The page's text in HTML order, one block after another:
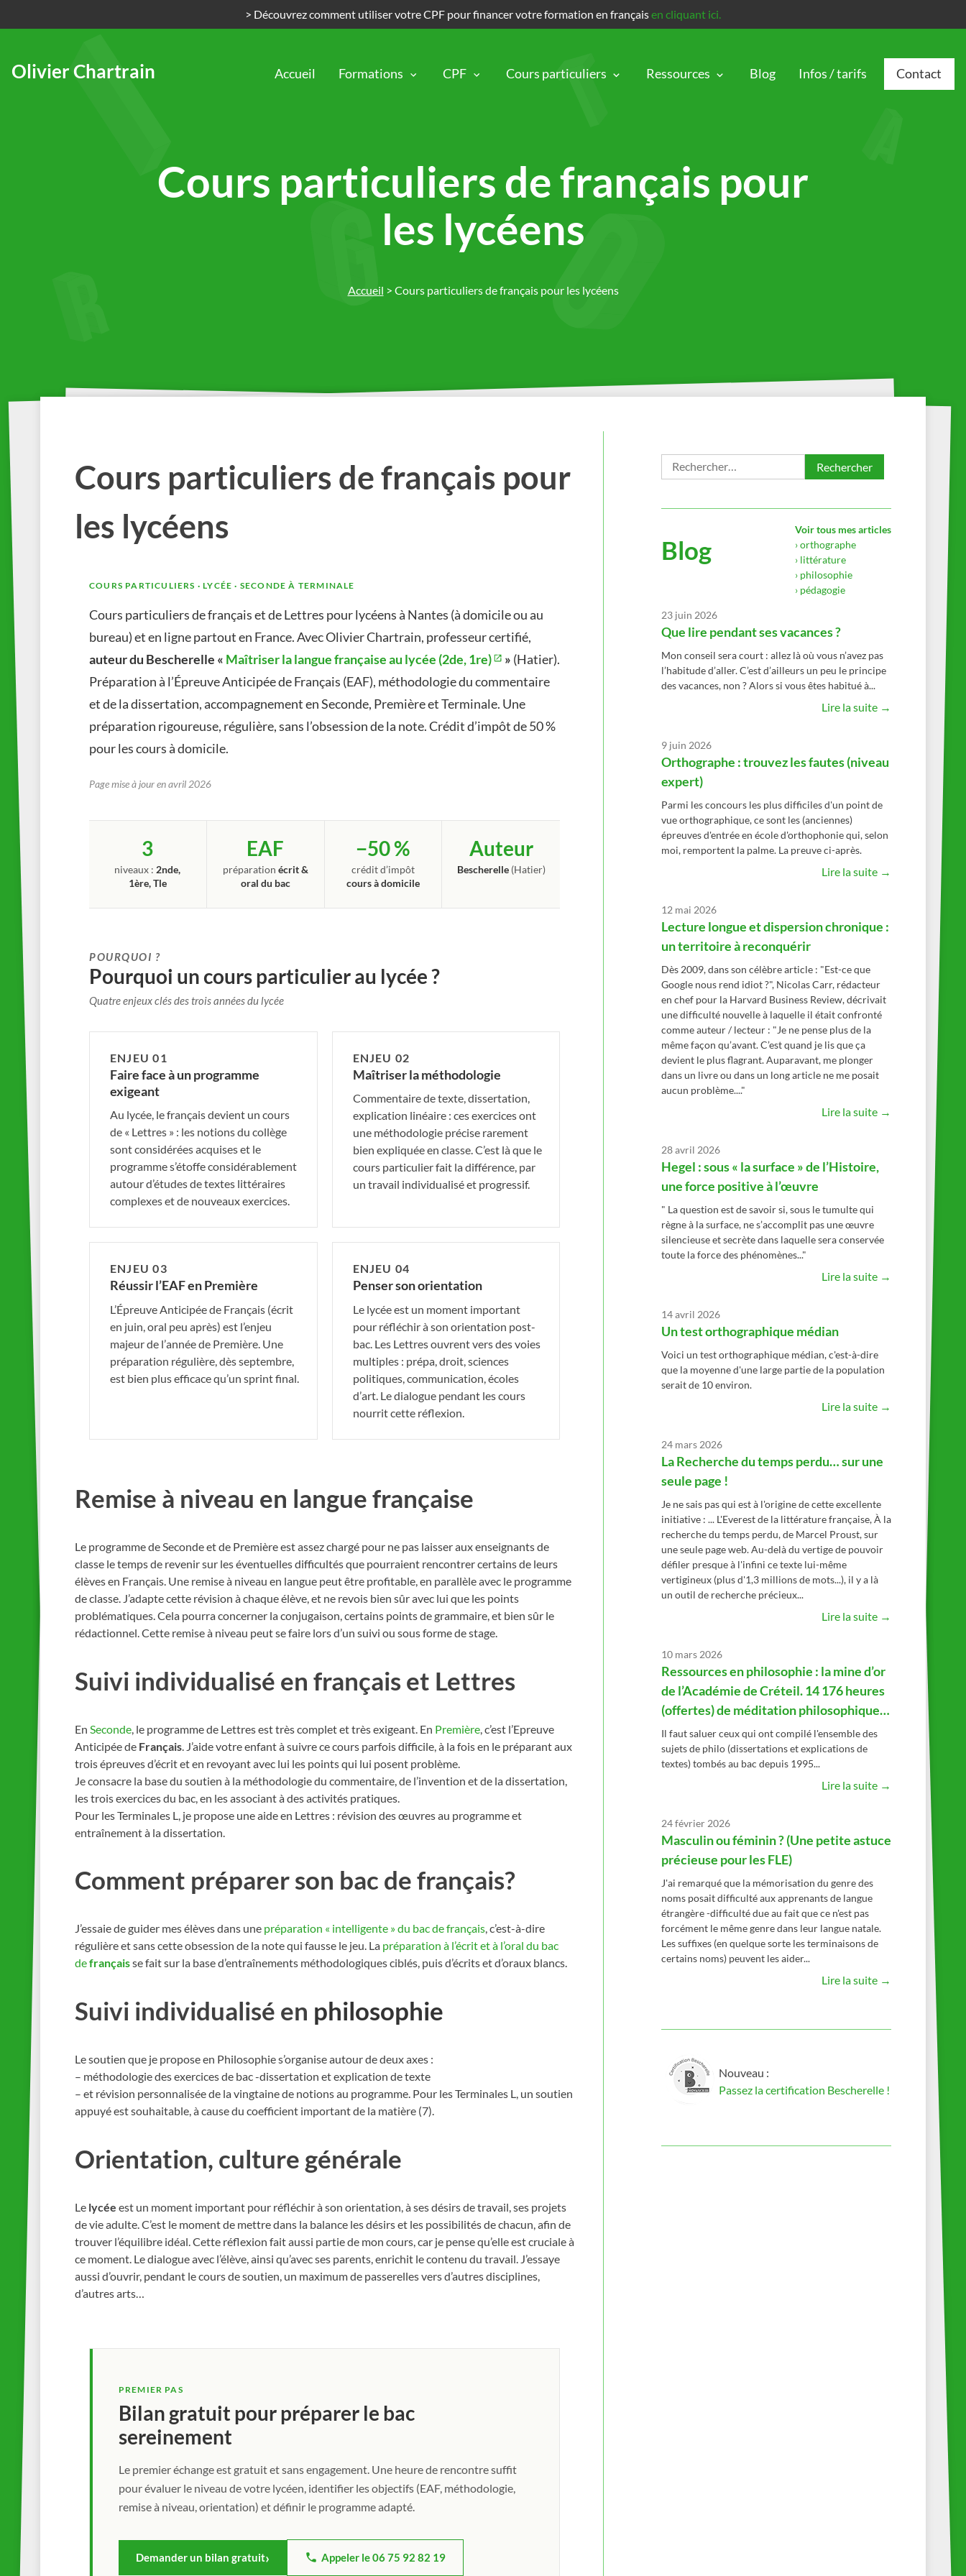
> Découvrez comment utiliser votre CPF pour financer votre formation en françaisen cliquant ici.
Olivier Chartrain Accueil Formations CPF Cours particuliers Ressources Blog Infos / tarifs Contact
Cours particuliers de français pour
les lycéens
Accueil > Cours particuliers de français pour les lycéens
Cours particuliers de français pour
les lycéens
COURS PARTICULIERS · LYCÉE · SECONDE À TERMINALE
Cours particuliers de français et de Lettres pour lycéens à Nantes (à domicile ou au
bureau) et en ligne partout en France. Avec Olivier Chartrain, professeur certifié,
auteur du Bescherelle « Maîtriser la langue française au lycée (2de, 1re) » (Hatier).
Préparation à l’Épreuve Anticipée de Français (EAF), méthodologie du commentaire
et de la dissertation, accompagnement en Seconde, Première et Terminale. Une
préparation rigoureuse, régulière, sans l’obsession de la note. Crédit d’impôt de 50 %
pour les cours à domicile.
Page mise à jour en avril 2026
3
niveaux : 2nde,
1ère, Tle
EAF
préparation écrit &
oral du bac
−50 %
crédit d’impôt
cours à domicile
Auteur
Bescherelle(Hatier)
POURQUOI ?
Pourquoi un cours particulier au lycée ?
Quatre enjeux clés des trois années du lycée
ENJEU 01
Faire face à un programme
exigeant
Au lycée, le français devient un cours
de « Lettres » : les notions du collège
sont considérées acquises et le
programme s’étoffe considérablement
autour d’études de textes littéraires
complexes et de nouveaux exercices.
ENJEU 02
Maîtriser la méthodologie
Commentaire de texte, dissertation,
explication linéaire : ces exercices ont
une méthodologie précise rarement
bien expliquée en classe. C’est là que le
cours particulier fait la différence, par
un travail individualisé et progressif.
ENJEU 03
Réussir l’EAF en Première
L’Épreuve Anticipée de Français (écrit
en juin, oral peu après) est l’enjeu
majeur de l’année de Première. Une
préparation régulière, dès septembre,
est bien plus efficace qu’un sprint final.
ENJEU 04
Penser son orientation
Le lycée est un moment important
pour réfléchir à son orientation post-
bac. Les Lettres ouvrent vers des voies
multiples : prépa, droit, sciences
politiques, communication, écoles
d’art. Le dialogue pendant les cours
nourrit cette réflexion.
Remise à niveau en langue française
Le programme de Seconde et de Première est assez chargé pour ne pas laisser aux enseignants de
classe le temps de revenir sur les éventuelles difficultés que pourraient rencontrer certains de leurs
élèves en Français. Une remise à niveau en langue peut être profitable, en parallèle avec le programme
de classe. J’adapte cette révision à chaque élève, et ne revois bien sûr avec lui que les points
problématiques. Cela pourra concerner la conjugaison, certains points de grammaire, et bien sûr le
rédactionnel. Cette remise à niveau peut se faire lors d’un suivi ou sous forme de stage.
Suivi individualisé en français et Lettres
En Seconde , le programme de Lettres est très complet et très exigeant. En Première , c’est l’Epreuve
Anticipée de Français . J’aide votre enfant à suivre ce cours parfois difficile, à la fois en le préparant aux
trois épreuves d’écrit et en revoyant avec lui les points qui lui posent problème.
Je consacre la base du soutien à la méthodologie du commentaire, de l’invention et de la dissertation,
les trois exercices du bac, en les associant à des activités pratiques.
Pour les Terminales L, je propose une aide en Lettres : révision des œuvres au programme et
entraînement à la dissertation.
Comment préparer son bac de français?
J’essaie de guider mes élèves dans une préparation « intelligente » du bac de français, c’est-à-dire
régulière et sans cette obsession de la note qui fausse le jeu. La préparation à l’écrit et à l’oral du bac
defrançaisse fait sur la base d’entraînements méthodologiques ciblés, puis d’écrits et d’oraux blancs.
Suivi individualisé en philosophie
Le soutien que je propose en Philosophie s’organise autour de deux axes :
– méthodologie des exercices de bac -dissertation et explication de texte
– et révision personnalisée de la vingtaine de notions au programme. Pour les Terminales L, un soutien
appuyé est souhaitable, à cause du coefficient important de la matière (7).
Orientation, culture générale
Le lycée est un moment important pour réfléchir à son orientation, à ses désirs de travail, ses projets
de vie adulte. C’est le moment de mettre dans la balance les désirs et les possibilités de chacun, afin de
trouver l’équilibre idéal. Cette réflexion fait aussi partie de mon cours, car je pense qu’elle est cruciale à
ce moment. Le dialogue avec l’élève, ainsi qu’avec ses parents, enrichit le contenu du travail. J’essaye
aussi d’ouvrir, pendant le cours de soutien, un maximum de passerelles vers d’autres disciplines,
d’autres arts…
PREMIER PAS
Bilan gratuit pour préparer le bac
sereinement
Le premier échange est gratuit et sans engagement. Une heure de rencontre suffit
pour évaluer le niveau de votre lycéen, identifier les objectifs (EAF, méthodologie,
remise à niveau, orientation) et définir le programme adapté.
Demander un bilan gratuit Appeler le 06 75 92 82 19
Rechercher :
Blog
Voir tous mes articles
› orthographe
› littérature
› philosophie
› pédagogie
23 juin 2026
Que lire pendant ses vacances ?
Mon conseil sera court : allez là où vous n’avez pas
l’habitude d’aller. C’est d’ailleurs un peu le principe
des vacances, non ? Alors si vous êtes habitué à...
Lire la suite →
9 juin 2026
Orthographe : trouvez les fautes (niveau
expert)
Parmi les concours les plus difficiles d'un point de
vue orthographique, ce sont les (anciennes)
épreuves d'entrée en école d'orthophonie qui, selon
moi, remportent la palme. La preuve ci-après.
Lire la suite →
12 mai 2026
Lecture longue et dispersion chronique :
un territoire à reconquérir
Dès 2009, dans son célèbre article : "Est-ce que
Google nous rend idiot ?", Nicolas Carr, rédacteur
en chef pour la Harvard Business Review, décrivait
une difficulté nouvelle à laquelle il était confronté
comme auteur / lecteur : "Je ne pense plus de la
même façon qu’avant. C’est quand je lis que ça
devient le plus flagrant. Auparavant, me plonger
dans un livre ou dans un long article ne me posait
aucun problème...."
Lire la suite →
28 avril 2026
Hegel : sous « la surface » de l’Histoire,
une force positive à l’œuvre
" La question est de savoir si, sous le tumulte qui
règne à la surface, ne s’accomplit pas une œuvre
silencieuse et secrète dans laquelle sera conservée
toute la force des phénomènes..."
Lire la suite →
14 avril 2026
Un test orthographique médian
Voici un test orthographique médian, c'est-à-dire
que la moyenne d'une large partie de la population
serait de 10 environ.
Lire la suite →
24 mars 2026
La Recherche du temps perdu… sur une
seule page !
Je ne sais pas qui est à l'origine de cette excellente
initiative : ... L'Everest de la littérature française, À la
recherche du temps perdu, de Marcel Proust, sur
une seule page web. Au-delà du vertige de pouvoir
défiler presque à l'infini ce texte lui-même
vertigineux (plus d'1,3 millions de mots...), il y a là
un outil de recherche précieux...
Lire la suite →
10 mars 2026
Ressources en philosophie : la mine d’or
de l’Académie de Créteil. 14 176 heures
(offertes) de méditation philosophique…
Il faut saluer ceux qui ont compilé l'ensemble des
sujets de philo (dissertations et explications de
textes) tombés au bac depuis 1995...
Lire la suite →
24 février 2026
Masculin ou féminin ? (Une petite astuce
précieuse pour les FLE)
J'ai remarqué que la mémorisation du genre des
noms posait difficulté aux apprenants de langue
étrangère -difficulté due au fait que ce n'est pas
forcément le même genre dans leur langue natale.
Les suffixes (en quelque sorte les terminaisons de
certains noms) peuvent les aider...
Lire la suite →
Nouveau :
Passez la certification Bescherelle !